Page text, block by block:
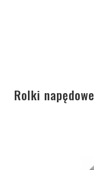
Rolki napędowe